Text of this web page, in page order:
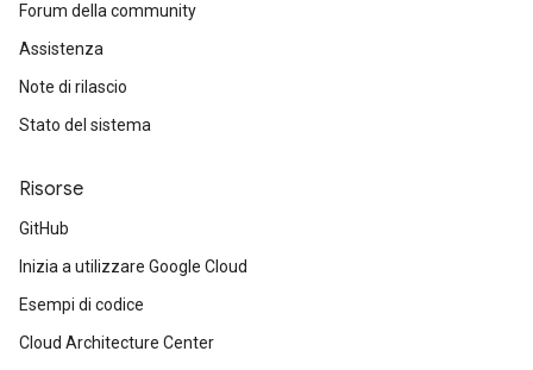
Forum della community
Assistenza
Note di rilascio
Stato del sistema
Risorse
GitHub
Inizia a utilizzare Google Cloud
Esempi di codice
Cloud Architecture Center